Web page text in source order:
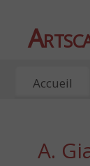
Accueil
A.